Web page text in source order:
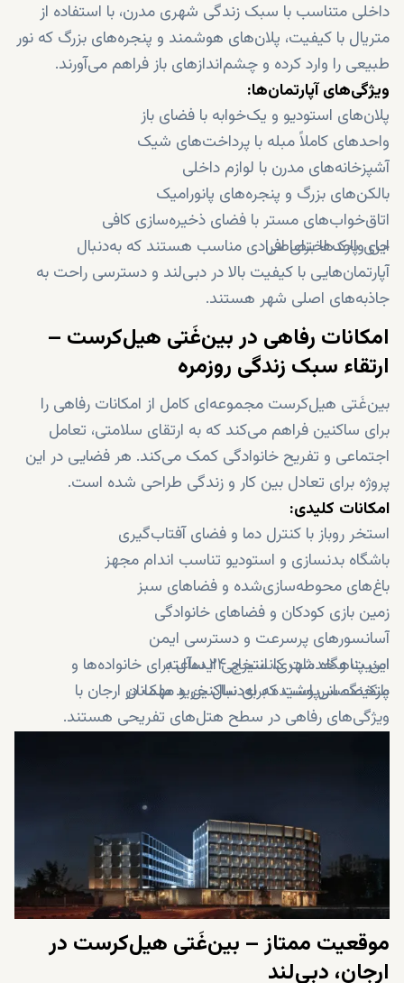
داخلی متناسب با سبک زندگی شهری مدرن، با استفاده از
متریال با کیفیت، پلان‌های هوشمند و پنجره‌های بزرگ که نور
طبیعی را وارد کرده و چشم‌اندازهای باز فراهم می‌آورند.
ویژگی‌های آپارتمان‌ها:
پلان‌های استودیو و یک‌خوابه با فضای باز
واحدهای کاملاً مبله با پرداخت‌های شیک
آشپزخانه‌های مدرن با لوازم داخلی
بالکن‌های بزرگ و پنجره‌های پانورامیک
اتاق‌خواب‌های مستر با فضای ذخیره‌سازی کافی
جای پارک اختصاصی
این واحدها برای افرادی مناسب هستند که به‌دنبال
آپارتمان‌هایی با کیفیت بالا در دبی‌لند و دسترسی راحت به
جاذبه‌های اصلی شهر هستند.
امکانات رفاهی در بین‌غَتی هیل‌کرست –
ارتقاء سبک زندگی روزمره
بین‌غَتی هیل‌کرست مجموعه‌ای کامل از امکانات رفاهی را
برای ساکنین فراهم می‌کند که به ارتقای سلامتی، تعامل
اجتماعی و تفریح خانوادگی کمک می‌کند. هر فضایی در این
پروژه برای تعادل بین کار و زندگی طراحی شده است.
امکانات کلیدی:
استخر روباز با کنترل دما و فضای آفتاب‌گیری
باشگاه بدنسازی و استودیو تناسب اندام مجهز
باغ‌های محوطه‌سازی‌شده و فضاهای سبز
زمین بازی کودکان و فضاهای خانوادگی
آسانسورهای پرسرعت و دسترسی ایمن
امنیت و خدمات کانسیرج ۲۴ ساعته
پارکینگ سرپوشیده برای ساکنین و مهمانان
این پناهگاه شهری، انتخابی ایده‌آل برای خانواده‌ها و
متخصصانی است که به‌دنبال خرید ملک در ارجان با
ویژگی‌های رفاهی در سطح هتل‌های تفریحی هستند.
موقعیت ممتاز – بین‌غَتی هیل‌کرست در
ارجان، دبی‌لند